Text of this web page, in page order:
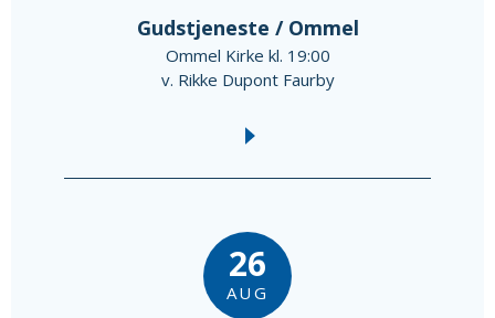
Gudstjeneste / Ommel
Ommel Kirke kl. 19:00
v. Rikke Dupont Faurby
26
AUG